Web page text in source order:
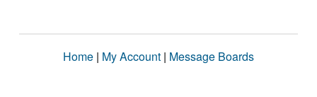
Home | My Account | Message Boards